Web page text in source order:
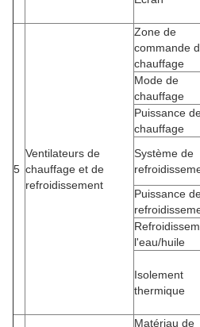
5
Ventilateurs de
chauffage et de
refroidissement
Zone de
commande
chauffage
Mode de
chauffage
Puissance
chauffage
Système de
Puissance
l'eau/huile
Isolement
thermique
Matériau de